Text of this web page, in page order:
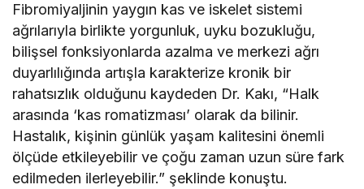
Fibromiyaljinin yaygın kas ve iskelet sistemi
ağrılarıyla birlikte yorgunluk, uyku bozukluğu,
bilişsel fonksiyonlarda azalma ve merkezi ağrı
duyarlılığında artışla karakterize kronik bir
rahatsızlık olduğunu kaydeden Dr. Kakı, “Halk
arasında ‘kas romatizması’ olarak da bilinir.
Hastalık, kişinin günlük yaşam kalitesini önemli
ölçüde etkileyebilir ve çoğu zaman uzun süre fark
edilmeden ilerleyebilir.” şeklinde konuştu.